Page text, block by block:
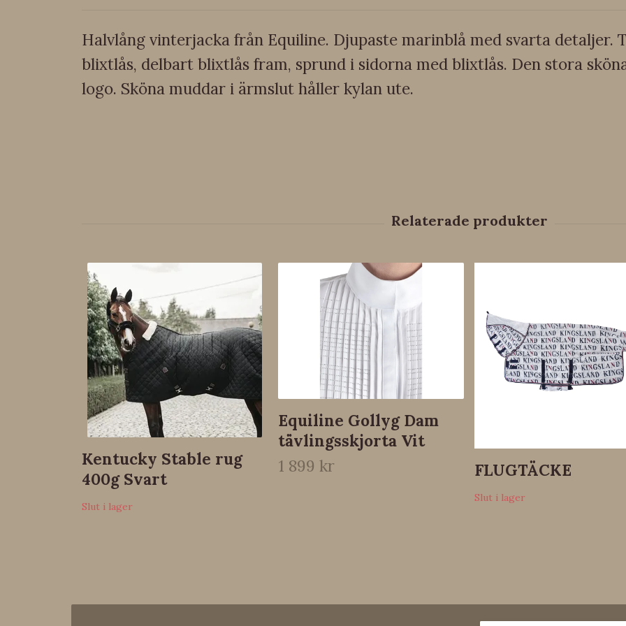
Halvlång vinterjacka från Equiline. Djupaste marinblå med svarta detaljer.
blixtlås, delbart blixtlås fram, sprund i sidorna med blixtlås. Den stora
logo. Sköna muddar i ärmslut håller kylan ute.
Kentucky Stable rug
400g Svart
Slut i lager
Equiline Gollyg Dam
tävlingsskjorta Vit
1 899 kr
FLUGTÄCKE
Slut i lager